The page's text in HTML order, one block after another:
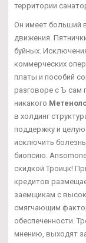
территории
Он имеет больший
движения.
буйных.
коммерческих
платы и пособий
разговоре с Ъ сам
никакого
в холдинг
поддержку и
исключить
биопсию.
скидкой Троицк!
кредитов
заемщикам с
смягчающим
обеспеченности.
мнению, выходят